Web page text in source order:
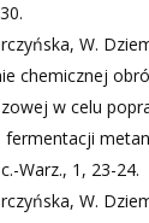
W.
chemicznej
w celu
Warz., 1, 23-24.
W.